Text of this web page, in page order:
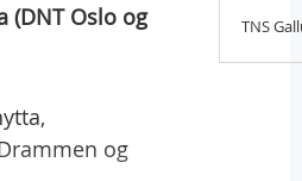
(DNT Oslo og
og
TNS